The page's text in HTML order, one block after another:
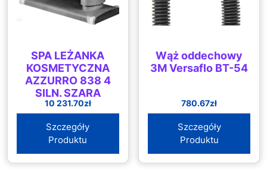
SPA LEŻANKA
KOSMETYCZNA
AZZURRO 838 4
SILN. SZARA
PODGRZEWANA
(123998)
10 231.70zł
Szczegóły
Produktu
Wąż oddechowy
3M Versaflo BT-54
780.67zł
Szczegóły
Produktu